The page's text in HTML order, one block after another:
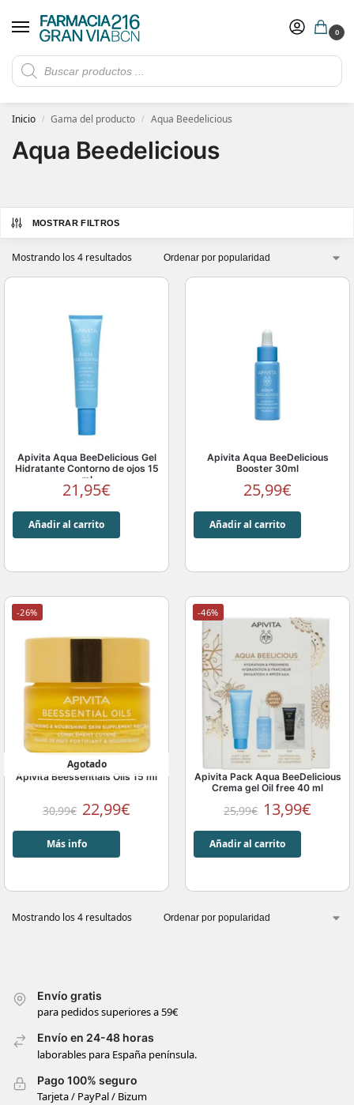
0
Rebajas de verano hasta -30%
​ 5€ de descuento con el cupón 5GRANVIA (compras superiores a 150€)
Inicio / Gama del producto / Aqua Beedelicious
Aqua Beedelicious
MOSTRAR FILTROS
Mostrando los 4 resultados
Apivita Aqua BeeDelicious Gel
Hidratante Contorno de ojos 15
ml
21,95€
Añadir al carrito
Apivita Aqua BeeDelicious
Booster 30ml
25,99€
Añadir al carrito
-26%
Agotado
Apivita Beessentials Oils 15 ml
30,99€ 22,99€
Más info
-46%
Apivita Pack Aqua BeeDelicious
Crema gel Oil free 40 ml
25,99€ 13,99€
Añadir al carrito
Mostrando los 4 resultados
Envío gratis
para pedidos superiores a 59€
Envío en 24-48 horas
laborables para España península.
Pago 100% seguro
Tarjeta / PayPal / Bizum